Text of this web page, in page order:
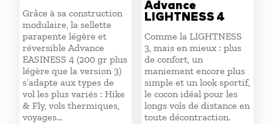
Grâce à sa construction
modulaire, la sellette
parapente légère et
réversible Advance
EASINESS 4 (200 gr plus
légère que la version 3)
s’adapte aux types de
vol les plus variés : Hike
& Fly, vols thermiques,
voyages…
Advance
LIGHTNESS 4
Comme la LIGHTNESS
3, mais en mieux : plus
de confort, un
maniement encore plus
simple et un look sportif,
le cocon idéal pour les
longs vols de distance en
toute décontraction.